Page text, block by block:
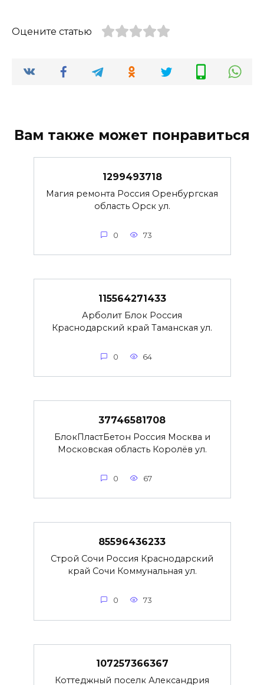
Оцените статью
Вам также может понравиться
1299493718
Магия ремонта Россия Оренбургская
область Орск ул.
0 73
115564271433
Арболит Блок Россия
Краснодарский край Таманская ул.
0 64
37746581708
БлокПластБетон Россия Москва и
Московская область Королёв ул.
0 67
85596436233
Строй Сочи Россия Краснодарский
край Сочи Коммунальная ул.
0 73
107257366367
Коттеджный поселк Александрия